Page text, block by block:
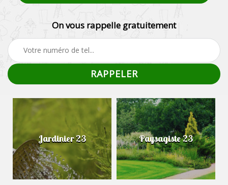
On vous rappelle gratuitement
Jardinier 23 Paysagiste 23